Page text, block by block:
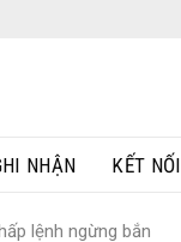
NHẬN KẾT NỐI
lệnh ngừng bắn